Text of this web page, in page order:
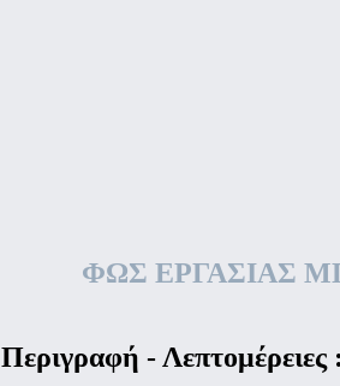
ΦΩΣ ΕΡΓΑΣΙΑΣ
Περιγραφή - Λεπτομέρειες :